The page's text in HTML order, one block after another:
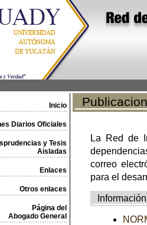
Inicio
Diarios Oficiales
y Tesis
Aisladas
Enlaces
Otros enlaces
Página del
Abogado General
La Red de
correo
para el
Información